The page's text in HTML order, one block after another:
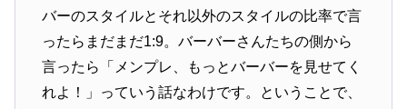
バーのスタイルとそれ以外のスタイルの比率で言
ったらまだまだ1:9。バーバーさんたちの側から
言ったら「メンプレ、もっとバーバーを見せてく
れよ！」っていう話なわけです。ということで、